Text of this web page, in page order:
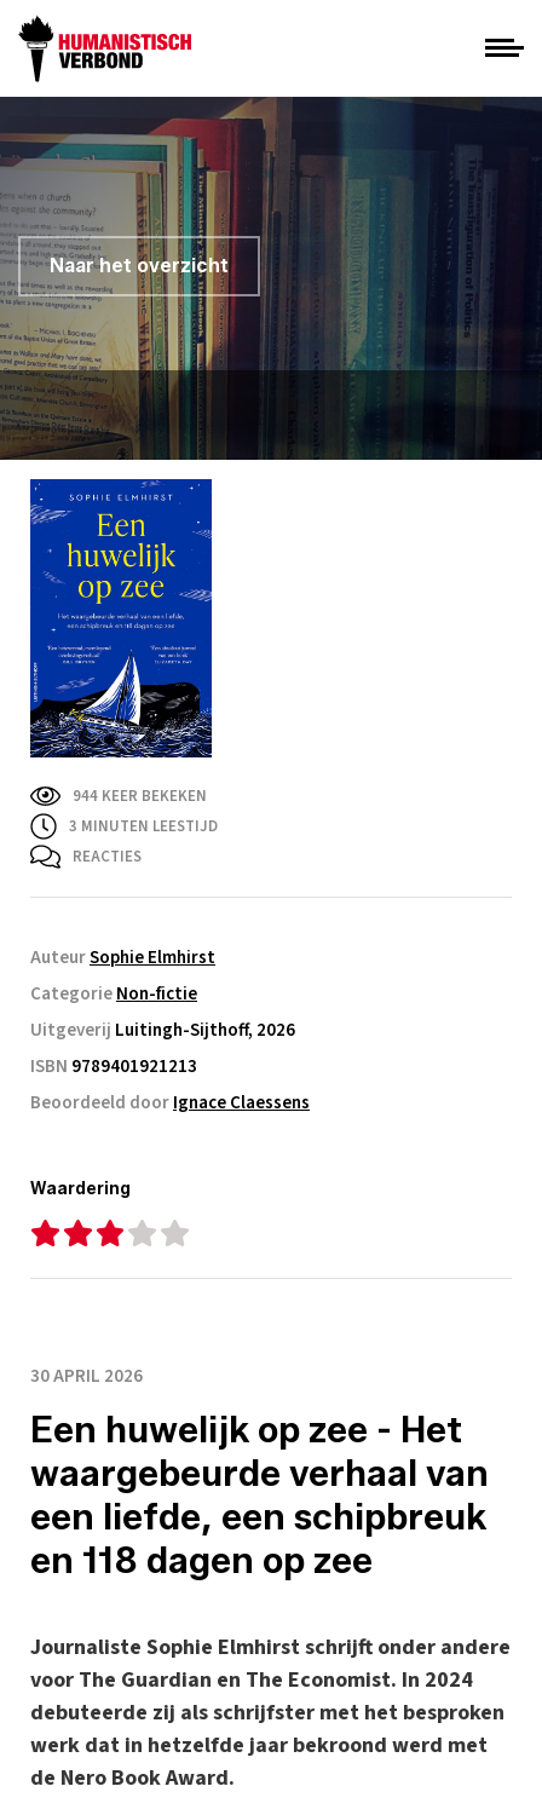
Naar het overzicht
944 KEER BEKEKEN
3 MINUTEN LEESTIJD
REACTIES
AuteurSophie Elmhirst
CategorieNon-fictie
Uitgeverij Luitingh-Sijthoff, 2026
ISBN 9789401921213
Beoordeeld doorIgnace Claessens
Waardering
30 APRIL 2026
Een huwelijk op zee - Het
waargebeurde verhaal van
een liefde, een schipbreuk
en 118 dagen op zee
Journaliste Sophie Elmhirst schrijft onder andere
voor The Guardian en The Economist. In 2024
debuteerde zij als schrijfster met het besproken
werk dat in hetzelfde jaar bekroond werd met
de Nero Book Award.